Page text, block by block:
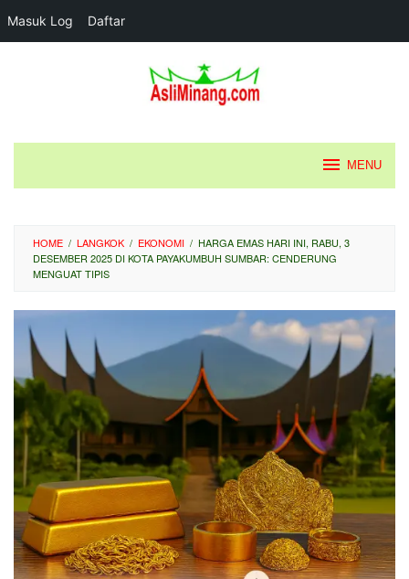
Masuk Log Daftar
MENU
HOME / LANGKOK / EKONOMI / HARGA EMAS HARI INI, RABU, 3
DESEMBER 2025 DI KOTA PAYAKUMBUH SUMBAR: CENDERUNG
MENGUAT TIPIS